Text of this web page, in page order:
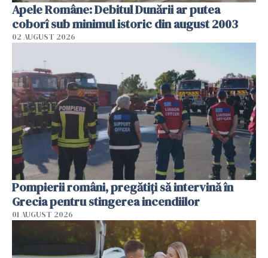
Apele Române: Debitul Dunării ar putea
coborî sub minimul istoric din august 2003
02 AUGUST 2026
Pompierii români, pregătiţi să intervină în
Grecia pentru stingerea incendiilor
01 AUGUST 2026